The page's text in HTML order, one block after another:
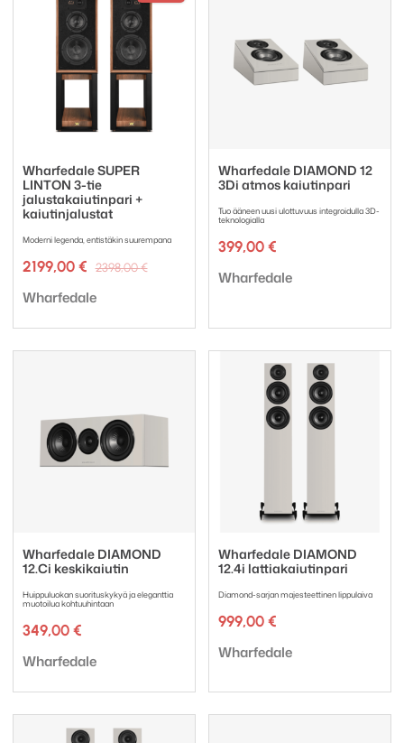
Wharfedale SUPER
LINTON 3-tie
jalustakaiutinpari +
kaiutinjalustat
Moderni legenda, entistäkin suurempana
2398,00€Alkuperäinen
2199,00 €
Nykyinen
Tuotemerkki:
Wharfedale
Wharfedale DIAMOND 12
3Di atmos kaiutinpari
Tuo ääneen uusi ulottuvuus integroidulla 3D-
teknologialla
399,00 €
Tuotemerkki:
Wharfedale
Wharfedale DIAMOND
12.Ci keskikaiutin
Huippuluokan suorituskykyä ja eleganttia
muotoilua kohtuuhintaan
349,00 €
Tuotemerkki:
Wharfedale
Wharfedale DIAMOND
12.4i lattiakaiutinpari
Diamond-sarjan majesteettinen lippulaiva
999,00 €
Tuotemerkki:
Wharfedale